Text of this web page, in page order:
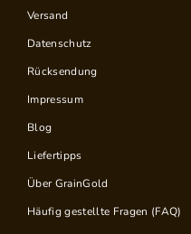
Versand
Datenschutz
Rücksendung
Impressum
Blog
Liefertipps
Über GrainGold
Häufig gestellte Fragen (FAQ)